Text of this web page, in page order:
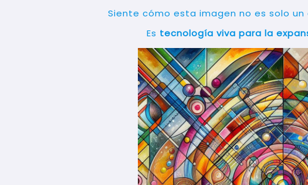
Siente cómo esta imagen no es solo
Es tecnología viva para la